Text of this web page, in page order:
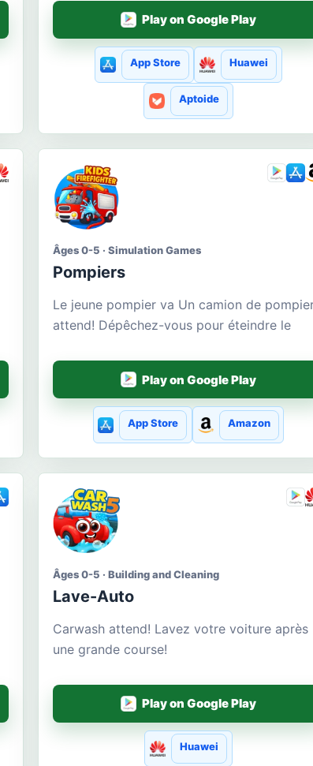
Play on Google Play
App Store Huawei
Aptoide
Âges 0-5 · Simulation Games
Pompiers
Le jeune pompier va Un camion de
attend! Dépêchez-vous pour éteindre le
Play on Google Play
App Store Amazon
Âges 0-5 · Building and Cleaning
Lave-Auto
Carwash attend! Lavez votre voiture après
une grande course!
Play on Google Play
Huawei